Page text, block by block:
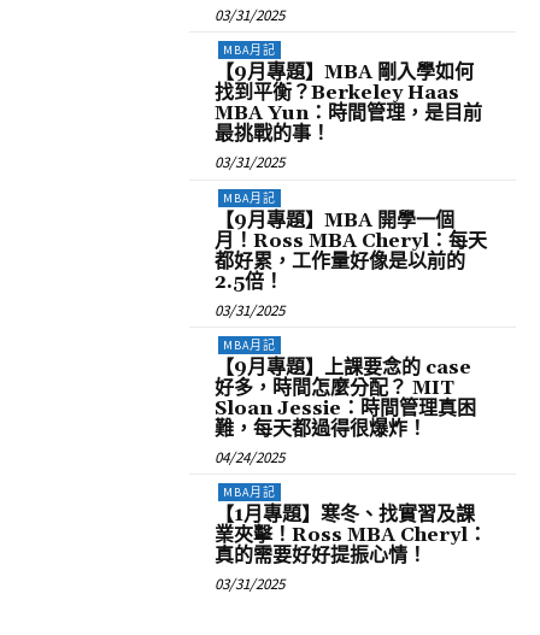
03/31/2025
MBA月記
【9月專題】MBA 剛入學如何
找到平衡？Berkeley Haas
MBA Yun：時間管理，是目前
最挑戰的事！
03/31/2025
MBA月記
【9月專題】MBA 開學一個
月！Ross MBA Cheryl：每天
都好累，工作量好像是以前的
2.5倍！
03/31/2025
MBA月記
【9月專題】上課要念的 case
好多，時間怎麼分配？ MIT
Sloan Jessie：時間管理真困
難，每天都過得很爆炸！
04/24/2025
MBA月記
【1月專題】寒冬、找實習及課
業夾擊！Ross MBA Cheryl：
真的需要好好提振心情！
03/31/2025